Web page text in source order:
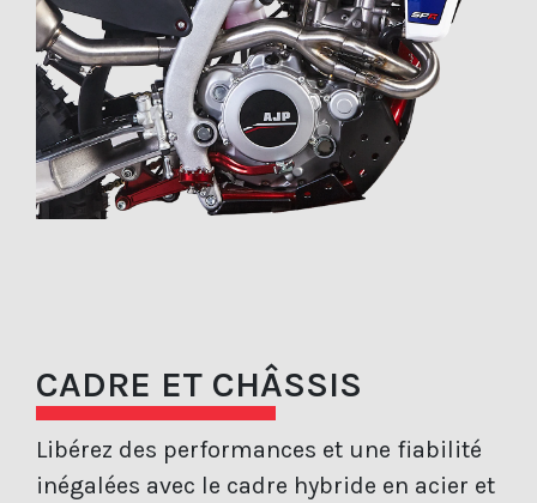
CADRE ET CHÂSSIS
Libérez des performances et une fiabilité
inégalées avec le cadre hybride en acier et